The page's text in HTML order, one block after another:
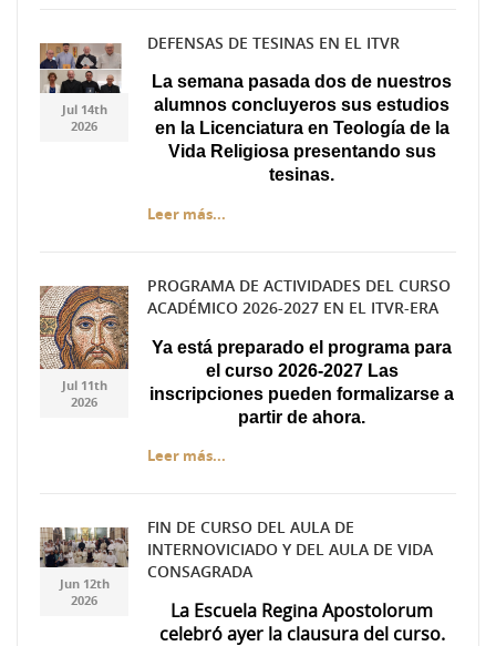
Diseño sin título.jpg
Diseño sin título.jpg
Jul 14th
2026
DEFENSAS DE TESINAS EN EL ITVR
La semana pasada dos de nuestros
alumnos concluyeros sus estudios
en la Licenciatura en Teología de la
Vida Religiosa presentando sus
tesinas.
Leer más...
Captura.JPG
Captura.JPG
Jul 11th
2026
PROGRAMA DE ACTIVIDADES DEL CURSO
ACADÉMICO 2026-2027 EN EL ITVR-ERA
Ya está preparado el programa para
el curso 2026-2027 Las
inscripciones pueden formalizarse a
partir de ahora.
Leer más...
7ea3c5ae-f537-447f-
a49d-da71d69674d0.jpg
7ea3c5ae-f537-447f-
a49d-da71d69674d0.jpg
Jun 12th
2026
FIN DE CURSO DEL AULA DE
INTERNOVICIADO Y DEL AULA DE VIDA
CONSAGRADA
La Escuela Regina Apostolorum
celebró ayer la clausura del curso.